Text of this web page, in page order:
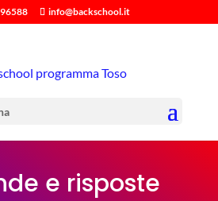
info@backschool.it
e risposte